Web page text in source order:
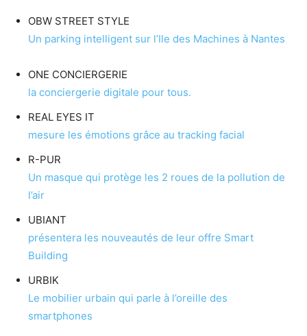
OBW STREET STYLE
Un parking intelligent sur l’Ile des Machines à Nantes
ONE CONCIERGERIE
la conciergerie digitale pour tous.
REAL EYES IT
mesure les émotions grâce au tracking facial
R-PUR
Un masque qui protège les 2 roues de la pollution de
l’air
UBIANT
présentera les nouveautés de leur offre Smart
Building
URBIK
Le mobilier urbain qui parle à l’oreille des
smartphones